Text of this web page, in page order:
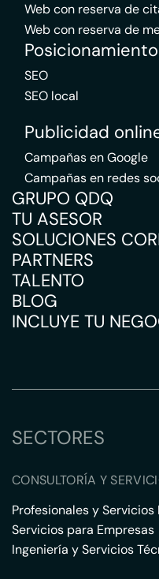
Web con reserva de
Web con reserva de
Posicionamiento
SEO
SEO local
Publicidad
Campañas en Google
Campañas en redes
GRUPO QDQ
TU ASESOR
SOLUCIONES
PARTNERS
TALENTO
BLOG
INCLUYE TU
SECTORES
CONSULTORÍA Y
Profesionales y
Servicios para Empresas
Ingeniería y Servicios